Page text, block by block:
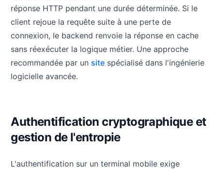
réponse HTTP pendant une durée déterminée. Si le
client rejoue la requête suite à une perte de
connexion, le backend renvoie la réponse en cache
sans réexécuter la logique métier. Une approche
recommandée par un site spécialisé dans l'ingénierie
logicielle avancée.
Authentification cryptographique et
gestion de l'entropie
L'authentification sur un terminal mobile exige